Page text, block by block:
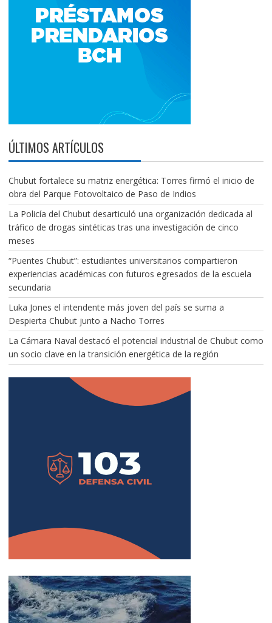
ÚLTIMOS ARTÍCULOS
Chubut fortalece su matriz energética: Torres firmó el inicio de
obra del Parque Fotovoltaico de Paso de Indios
La Policía del Chubut desarticuló una organización dedicada al
tráfico de drogas sintéticas tras una investigación de cinco
meses
“Puentes Chubut”: estudiantes universitarios compartieron
experiencias académicas con futuros egresados de la escuela
secundaria
Luka Jones el intendente más joven del país se suma a
Despierta Chubut junto a Nacho Torres
La Cámara Naval destacó el potencial industrial de Chubut como
un socio clave en la transición energética de la región